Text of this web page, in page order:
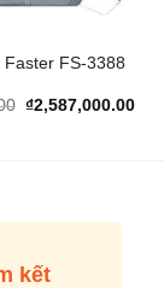
Faster FS-3388
Original
₫2,587,000.00
kết